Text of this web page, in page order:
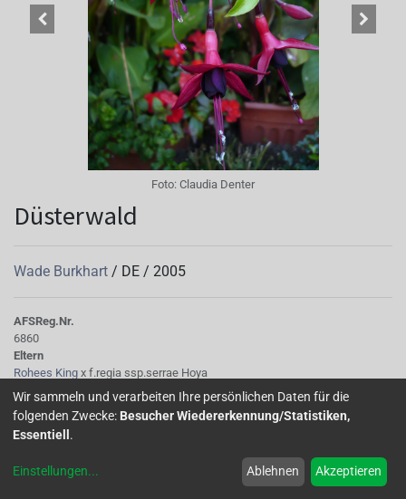
Foto: Claudia Denter
Düsterwald
Wade Burkhart / DE / 2005
AFSReg.Nr.
6860
Eltern
Rohees King x f.regia ssp.serrae Hoya
Sepalen
magenta 60B, schlank
Korolle/Petalen
dkl.schwarzblau 79A, verblühend etwas heller N79B
einfach, mittelgross
Wir sammeln und verarbeiten Ihre persönlichen Daten für die
folgenden Zwecke: Besucher Wiedererkennung/Statistiken,
Essentiell .
Einstellungen... Ablehnen Akzeptieren